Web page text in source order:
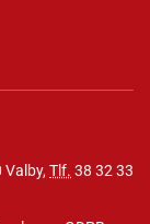
Tlf. 38 32 33